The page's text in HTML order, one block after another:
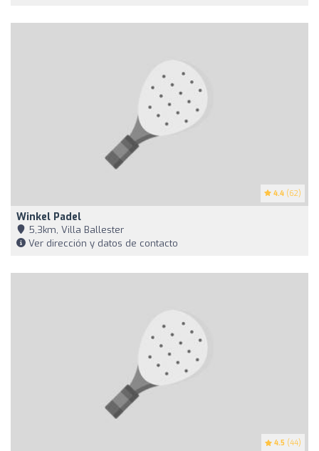
4.4 (62)
Winkel Padel
5,3km, Villa Ballester
Ver dirección y datos de contacto
4.5 (44)